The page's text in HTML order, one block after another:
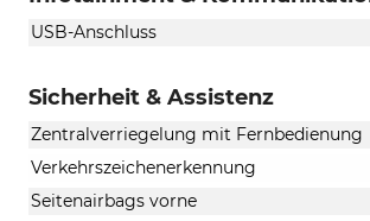
USB-Anschluss
Sicherheit & Assistenz
Zentralverriegelung mit Fernbedienung
Verkehrszeichenerkennung
Seitenairbags vorne